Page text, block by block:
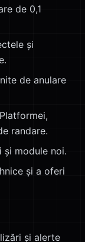
de 0,1
și
de anulare
randare.
module noi.
și a oferi
și alerte